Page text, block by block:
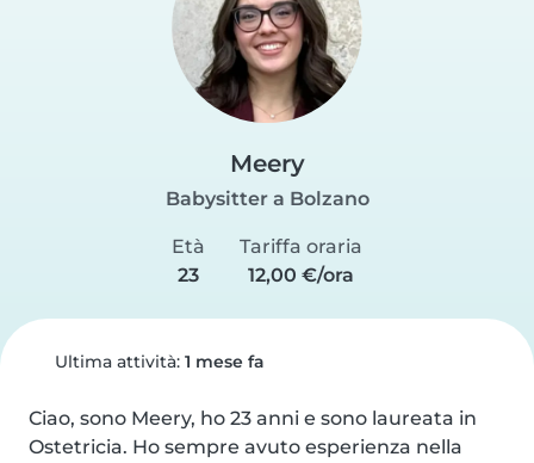
Meery
Babysitter a Bolzano
Età
23
Tariffa oraria
12,00 €/ora
Ultima attività: 1 mese fa
Ciao, sono Meery, ho 23 anni e sono laureata in
Ostetricia. Ho sempre avuto esperienza nella